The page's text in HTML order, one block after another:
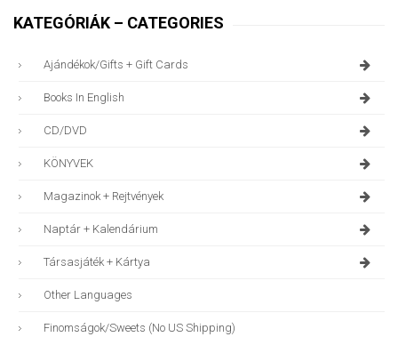
KATEGÓRIÁK – CATEGORIES
Ajándékok/gifts + Gift Cards
Books In English
CD/DVD
KÖNYVEK
Magazinok + Rejtvények
Naptár + Kalendárium
Társasjáték + Kártya
Other Languages
Finomságok/sweets (no US Shipping)